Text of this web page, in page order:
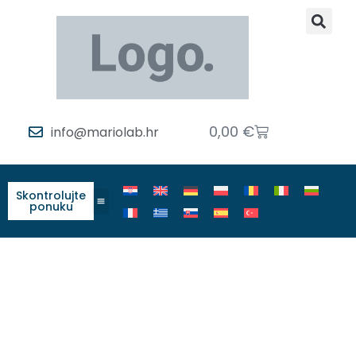
info@mariolab.hr 0,00 €
Skontrolujte
ponuku